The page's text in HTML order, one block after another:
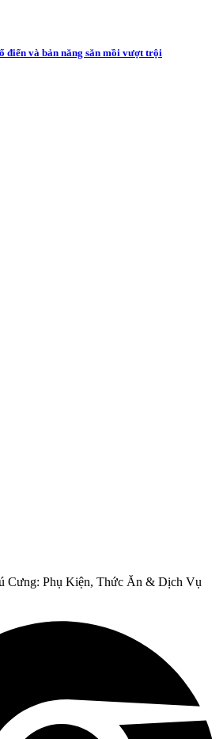
điển và bản năng săn mồi vượt trội
Cưng: Phụ Kiện, Thức Ăn & Dịch Vụ